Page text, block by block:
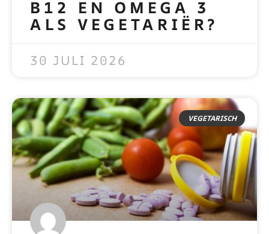
B12 EN OMEGA 3
ALS VEGETARIËR?
30 JULI 2026
VEGETARISCH